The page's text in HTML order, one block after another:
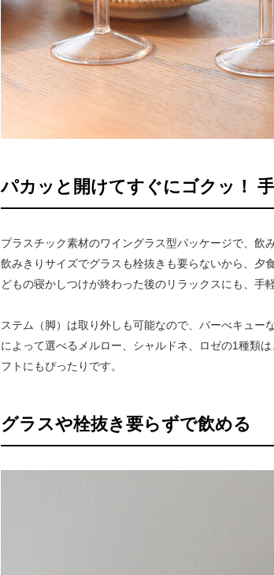
パカッと開けてすぐにゴクッ！
プラスチック素材のワイングラス型パッケージで、飲
飲みきりサイズでグラスも栓抜きも要らないから、夕
どもの寝かしつけが終わった後のリラックスにも、手
ステム（脚）は取り外しも可能なので、バーべキュー
によって選べるメルロー、シャルドネ、ロゼの1種類
フトにもぴったりです。
グラスや栓抜き要らずで飲める